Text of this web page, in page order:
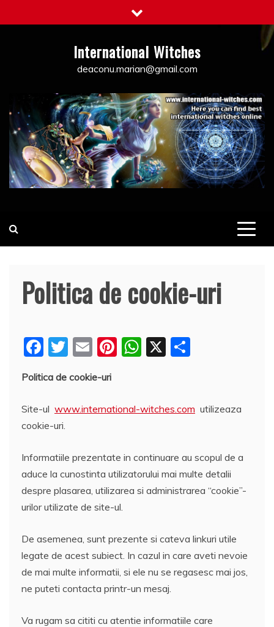
to
International Witches
deaconu.marian@gmail.com
Politica de cookie-uri
F
c
e
b
o
k
T
itt
er
E
ai
l
Pi
e
W
s
p
X
aj
z
ă
Politica de cookie-uri
Site-ul www.international-witches.com utilizeaza
cookie-uri.
Informatiile prezentate in continuare au scopul de a
aduce la cunostinta utilizatorului mai multe detalii
despre plasarea, utilizarea si administrarea “cookie”-
urilor utilizate de site-ul.
De asemenea, sunt prezente si cateva linkuri utile
legate de acest subiect. In cazul in care aveti nevoie
de mai multe informatii, si ele nu se regasesc mai jos,
ne puteti contacta printr-un mesaj.
Va rugam sa cititi cu atentie informatiile care